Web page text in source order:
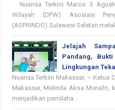
Nuansa Terkini Maros 3
Wilayah (DPW) Asosiasi
(ASPRINDO) Sulawesi Selatan
Jelajah
Pandang,
Lingkungan
Nuansa Terkini Makassar, – Ketua
Makassar, Melinda Aksa Munafri,
menjadikan pemilaha...